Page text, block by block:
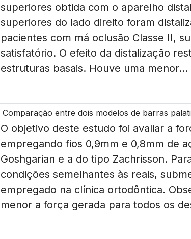
superiores obtida com o aparelho
superiores do lado direito foram
pacientes com má oclusão Classe II,
satisfatório. O efeito da distalização
estruturas basais. Houve uma menor...
Comparação entre dois modelos de barras
O objetivo deste estudo foi avaliar a
empregando fios 0,9mm e 0,8mm de
Goshgarian e a do tipo Zachrisson.
condições semelhantes às reais,
empregado na clínica ortodôntica.
menor a força gerada para todos os